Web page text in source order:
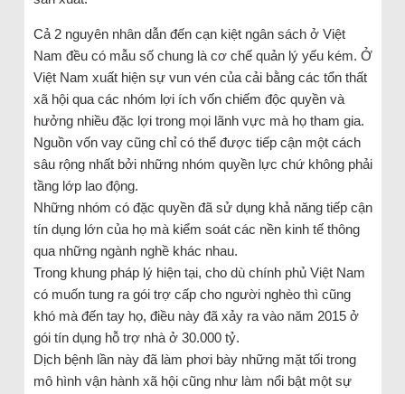
Cả 2 nguyên nhân dẫn đến cạn kiệt ngân sách ở Việt
Nam đều có mẫu số chung là cơ chế quản lý yếu kém. Ở
Việt Nam xuất hiện sự vun vén của cải bằng các tổn thất
xã hội qua các nhóm lợi ích vốn chiếm độc quyền và
hưởng nhiều đặc lợi trong mọi lãnh vực mà họ tham gia.
Nguồn vốn vay cũng chỉ có thể được tiếp cận một cách
sâu rộng nhất bởi những nhóm quyền lực chứ không phải
tầng lớp lao động.
Những nhóm có đặc quyền đã sử dụng khả năng tiếp cận
tín dụng lớn của họ mà kiểm soát các nền kinh tế thông
qua những ngành nghề khác nhau.
Trong khung pháp lý hiện tại, cho dù chính phủ Việt Nam
có muốn tung ra gói trợ cấp cho người nghèo thì cũng
khó mà đến tay họ, điều này đã xảy ra vào năm 2015 ở
gói tín dụng hỗ trợ nhà ở 30.000 tỷ.
Dịch bệnh lần này đã làm phơi bày những mặt tối trong
mô hình vận hành xã hội cũng như làm nổi bật một sự